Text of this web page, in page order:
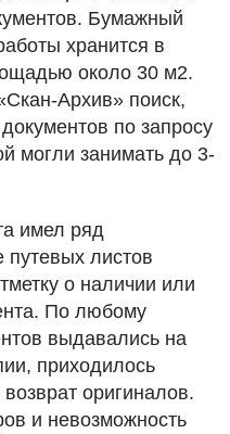
Бумажный
хранится в
около 30 м2.
Архив» поиск,
по запросу
могли занимать до 3-
имел ряд
путевых листов
о наличии или
По любому
выдавались на
приходилось
оригиналов.
и невозможность